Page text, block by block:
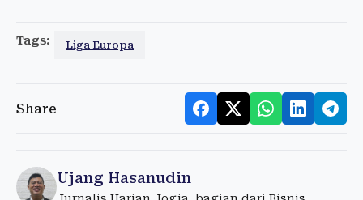
Tags: Liga Europa
Share
Ujang Hasanudin